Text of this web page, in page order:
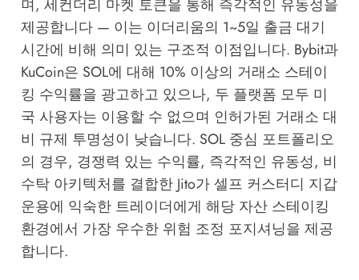
며, 세컨더리 마켓 토큰을 통해 즉각적인 유동성을
제공합니다 — 이는 이더리움의 1~5일 출금 대기
시간에 비해 의미 있는 구조적 이점입니다. Bybit과
KuCoin은 SOL에 대해 10% 이상의 거래소 스테이
킹 수익률을 광고하고 있으나, 두 플랫폼 모두 미
국 사용자는 이용할 수 없으며 인허가된 거래소 대
비 규제 투명성이 낮습니다. SOL 중심 포트폴리오
의 경우, 경쟁력 있는 수익률, 즉각적인 유동성, 비
수탁 아키텍처를 결합한 Jito가 셀프 커스터디 지갑
운용에 익숙한 트레이더에게 해당 자산 스테이킹
환경에서 가장 우수한 위험 조정 포지셔닝을 제공
합니다.